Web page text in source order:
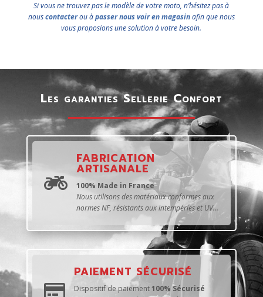
Si vous ne trouvez pas le modèle de votre moto, n’hésitez pas à
nouscontacterou àpasser nous voir en magasinafin que nous
vous proposions une solution à votre besoin.
Les garanties Sellerie Confort

FABRICATION
ARTISANALE
100% Made in France
Nous utilisons des matériaux conformes aux
normes NF, résistants aux intempéries et UV...

PAIEMENT SÉCURISÉ
Dispositif de paiement100% Sécurisé